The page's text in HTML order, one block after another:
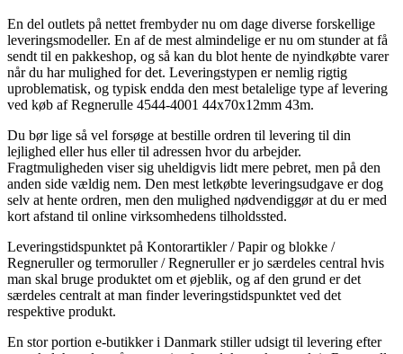
En del outlets på nettet frembyder nu om dage diverse forskellige
leveringsmodeller. En af de mest almindelige er nu om stunder at få
sendt til en pakkeshop, og så kan du blot hente de nyindkøbte varer
når du har mulighed for det. Leveringstypen er nemlig rigtig
uproblematisk, og typisk endda den mest betalelige type af levering
ved køb af Regnerulle 4544-4001 44x70x12mm 43m.
Du bør lige så vel forsøge at bestille ordren til levering til din
lejlighed eller hus eller til adressen hvor du arbejder.
Fragtmuligheden viser sig uheldigvis lidt mere pebret, men på den
anden side vældig nem. Den mest letkøbte leveringsudgave er dog
selv at hente ordren, men den mulighed nødvendiggør at du er med
kort afstand til online virksomhedens tilholdssted.
Leveringstidspunktet på Kontorartikler / Papir og blokke /
Regneruller og termoruller / Regneruller er jo særdeles central hvis
man skal bruge produktet om et øjeblik, og af den grund er det
særdeles centralt at man finder leveringstidspunktet ved det
respektive produkt.
En stor portion e-butikker i Danmark stiller udsigt til levering efter